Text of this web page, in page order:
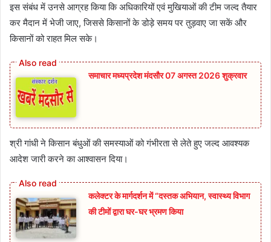
इस संबंध में उनसे आग्रह किया कि अधिकारियों एवं मुखियाओं की टीम जल्द तैयार
कर मैदान में भेजी जाए, जिससे किसानों के डोड़े समय पर तुड़वाए जा सकें और
किसानों को राहत मिल सके।
समाचार मध्यप्रदेश मंदसौर 07 अगस्त 2026 शुक्रवार
श्री गांधी ने किसान बंधुओं की समस्याओं को गंभीरता से लेते हुए जल्द आवश्यक
आदेश जारी करने का आश्वासन दिया।
कलेक्टर के मार्गदर्शन में “दस्तक अभियान,‌ स्वास्थ्य विभाग
की टीमों द्वारा घर-घर भ्रमण किया